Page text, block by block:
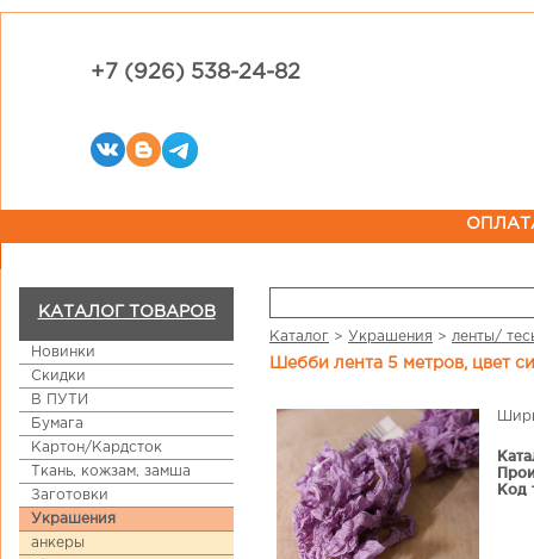
+7 (926) 538-24-82
КАТАЛОГ ТОВАРОВ
Новинки
Скидки
В ПУТИ
Бумага
Картон/Кардсток
Ткань, кожзам, замша
Заготовки
Украшения
анкеры
Каталог > Украшения > ленты/
Шебби лента 5 метров, цвет
Код